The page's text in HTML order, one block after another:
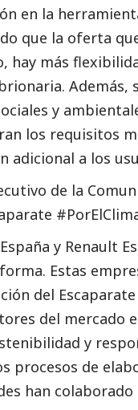
en la
que la oferta
hay más
y
los requisitos
adicional a los
de la
y Renault
Estas
del
del mercado
y
procesos de
han